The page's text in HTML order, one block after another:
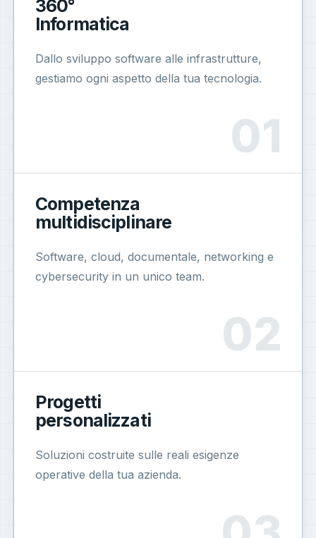
360°
Informatica
Dallo sviluppo software alle infrastrutture,
gestiamo ogni aspetto della tua tecnologia.
Competenza
multidisciplinare
Software, cloud, documentale, networking e
cybersecurity in un unico team.
Progetti
personalizzati
Soluzioni costruite sulle reali esigenze
operative della tua azienda.